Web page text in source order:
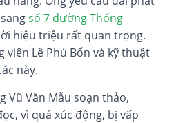
số 7 đường Thống
hiệu triệu rất quan trọng.
viên Lê Phú Bổn và kỹ thuật
này.
Vũ Văn Mẫu soạn thảo,
vì quá xúc động, bị vấp